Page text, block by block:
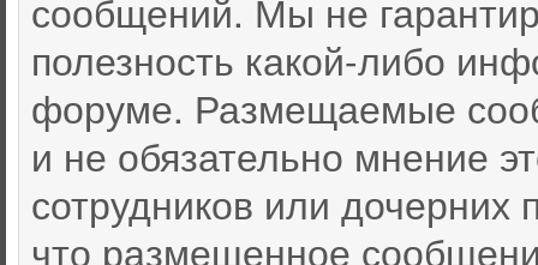
сообщений. Мы не
полезность какой-либо
форуме. Размещаемые
и не обязательно мнение
сотрудников или дочерних
что размещенное